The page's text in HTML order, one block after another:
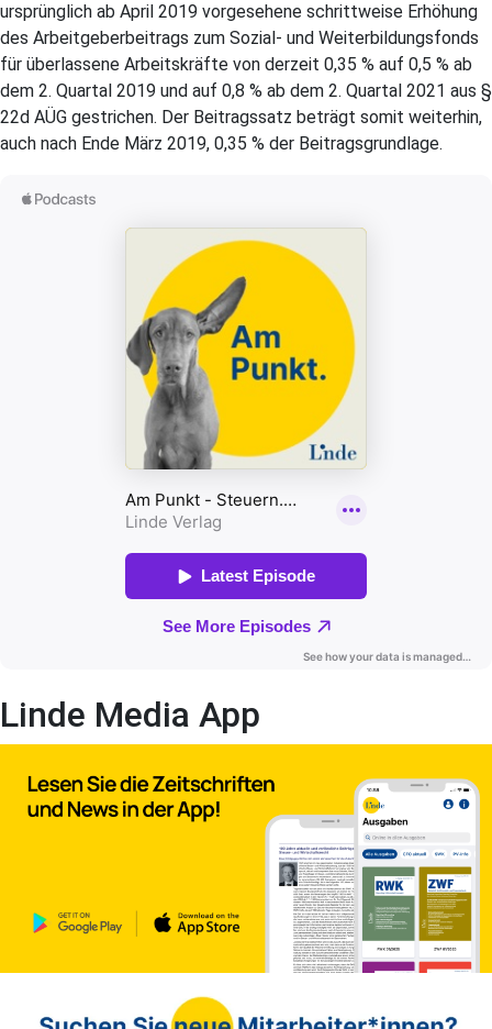
ursprünglich ab April 2019 vorgesehene schrittweise Erhöhung
des Arbeitgeberbeitrags zum Sozial- und Weiter­bildungsfonds
für überlassene Arbeitskräfte von derzeit 0,35 % auf 0,5 % ab
dem 2. Quartal 2019 und auf 0,8 % ab dem 2. Quartal 2021 aus §
22d AÜG gestrichen. Der Beitragssatz beträgt somit weiterhin,
auch nach Ende März 2019, 0,35 % der Beitragsgrundlage.
Linde Media App